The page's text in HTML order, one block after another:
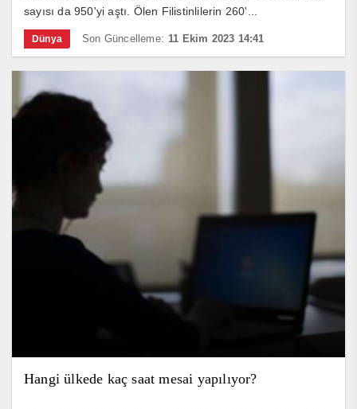
sayısı da 950'yi aştı. Ölen Filistinlilerin 260'...
Dünya Son Güncelleme: 11 Ekim 2023 14:41
Hangi ülkede kaç saat mesai yapılıyor?